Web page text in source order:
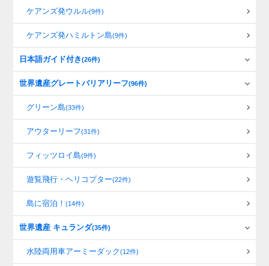
ケアンズ発ウルル(9件)
ケアンズ発ハミルトン島(9件)
日本語ガイド付き(26件)
世界遺産グレートバリアリーフ(96件)
グリーン島(33件)
アウターリーフ(31件)
フィッツロイ島(9件)
遊覧飛行・ヘリコプター(22件)
島に宿泊！(14件)
世界遺産 キュランダ(35件)
水陸両用車アーミーダック(12件)